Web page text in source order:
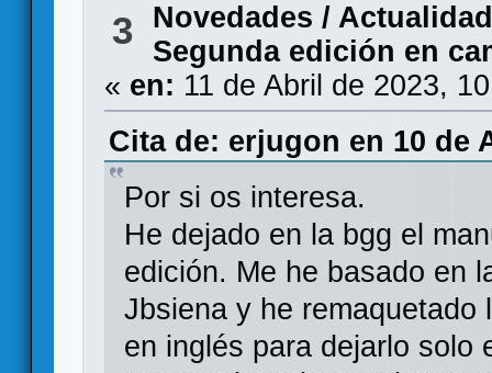
3
Novedades / Actualidad
Segunda edición en
« en: 11 de Abril de 2023,
Cita de: erjugon en 10 de
Por si os interesa.
He dejado en la bgg el
edición. Me he basado en
Jbsiena y he
en inglés para dejarlo solo